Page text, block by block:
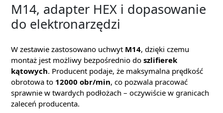
M14, adapter HEX i dopasowanie
do elektronarzędzi
W zestawie zastosowano uchwyt M14, dzięki czemu
montaż jest możliwy bezpośrednio do szlifierek
kątowych. Producent podaje, że maksymalna prędkość
obrotowa to 12000 obr/min, co pozwala pracować
sprawnie w twardych podłożach – oczywiście w granicach
zaleceń producenta.